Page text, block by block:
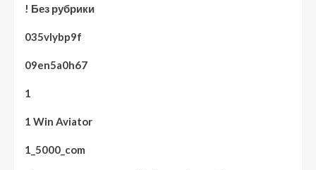
! Без рубрики
035vlybp9f
09en5a0h67
1
1 Win Aviator
1_5000_com